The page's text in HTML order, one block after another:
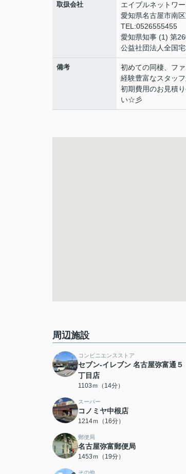
取扱会社
エイブルネットワ
愛知県名古屋市南
TEL:0526555455
愛知県知事 (1) 第
公益社団法人全国
備考
初めての同棲、フ
経験豊富なスタッ
初期費用のお見積
い☆彡
周辺施設
コンビニエンスストア
セブン-イレブン 名古屋弥富通５
丁目店
1103ｍ（14分）
スーパー
コノミヤ中根店
1214ｍ（16分）
郵便局
名古屋弥富郵便局
1453ｍ（19分）
その他